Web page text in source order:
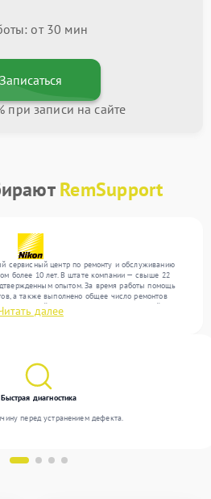
от 30 мин
Записаться
при записи на сайте
RemSupport
сервисный центр по ремонту и обслуживанию
более 10 лет. В штате компании — свыше 22
опытом. За время работы помощь
а также выполнено общее число ремонтов
сервисный центр поступает от 300 устройств,
различного уровня сложности и предлагаем
далее
Быстрая диагностика
перед устранением дефекта.